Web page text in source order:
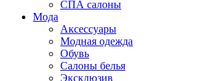
СПА салоны
Мода
Аксессуары
Модная одежда
Обувь
Салоны белья
Эксклюзив